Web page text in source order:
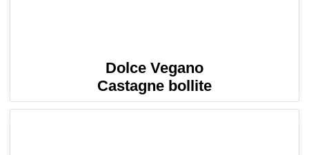
Dolce Vegano
Castagne bollite